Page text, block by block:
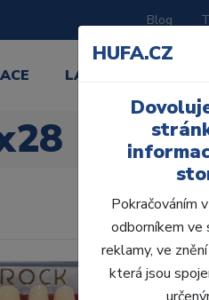
Blog
LABORATOŘ
HUFA.CZ
Pokračováním
odborníkem ve
reklamy, ve
která jsou